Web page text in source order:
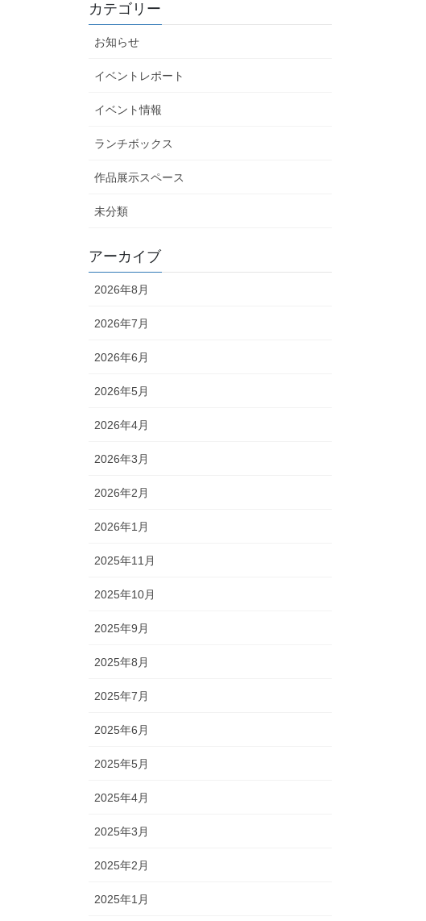
カテゴリー
お知らせ
イベントレポート
イベント情報
ランチボックス
作品展示スペース
未分類
アーカイブ
2026年8月
2026年7月
2026年6月
2026年5月
2026年4月
2026年3月
2026年2月
2026年1月
2025年11月
2025年10月
2025年9月
2025年8月
2025年7月
2025年6月
2025年5月
2025年4月
2025年3月
2025年2月
2025年1月